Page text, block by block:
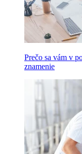
Prečo sa vám v
znamenie